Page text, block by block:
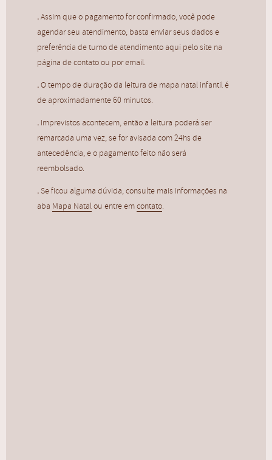
Mapa Natal | Infantil
.Assim que o pagamento for confirmado, você pode
agendar seu atendimento, basta enviar seus dados e
preferência de turno de atendimento aqui pelo site na
página de contato ou por email.
.O tempo de duração da leitura de mapa natal infantil é
de aproximadamente 60 minutos.
. Imprevistos acontecem, então a leitura poderá ser
remarcada uma vez, se for avisada com 24hs de
antecedência, e o pagamento feito não será
reembolsado.
.Se ficou alguma dúvida, consulte mais informações na
aba Mapa Natalou entre emcontato.